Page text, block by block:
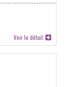
Voir le détail